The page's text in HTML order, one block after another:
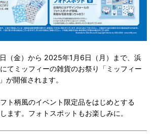
（金）から 2025年1月6日（月）まで、浜
てミッフィーの雑貨のお祭り「ミッフィー
が開催されます。
ト柄風のイベント限定品をはじめとする
ます。フォトスポットもお楽しみに。